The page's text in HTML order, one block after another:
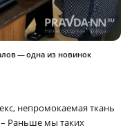
— одна из новинок
непромокаемая ткань
Раньше мы таких